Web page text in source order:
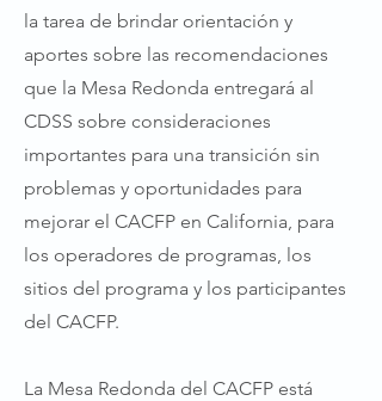
la tarea de brindar orientación y
aportes sobre las recomendaciones
que la Mesa Redonda entregará al
CDSS sobre consideraciones
importantes para una transición sin
problemas y oportunidades para
mejorar el CACFP en California, para
los operadores de programas, los
sitios del programa y los participantes
del CACFP.
La Mesa Redonda del CACFP está